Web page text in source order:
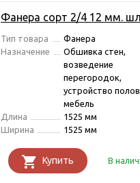
Фанера сорт 2/4 12 мм.
Тип товара
Фанера
Назначение
Обшивка стен,
возведение
перегородок,
устройство
мебель
Длина
1525 мм
Ширина
1525 мм
Купить В